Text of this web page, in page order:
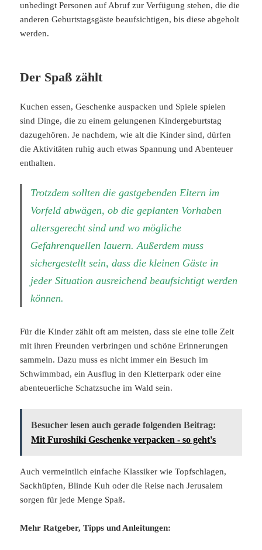
unbedingt Personen auf Abruf zur Verfügung stehen, die die
anderen Geburtstagsgäste beaufsichtigen, bis diese abgeholt
werden.
Der Spaß zählt
Kuchen essen, Geschenke auspacken und Spiele spielen
sind Dinge, die zu einem gelungenen Kindergeburtstag
dazugehören. Je nachdem, wie alt die Kinder sind, dürfen
die Aktivitäten ruhig auch etwas Spannung und Abenteuer
enthalten.
Trotzdem sollten die gastgebenden Eltern im
Vorfeld abwägen, ob die geplanten Vorhaben
altersgerecht sind und wo mögliche
Gefahrenquellen lauern. Außerdem muss
sichergestellt sein, dass die kleinen Gäste in
jeder Situation ausreichend beaufsichtigt werden
können.
Für die Kinder zählt oft am meisten, dass sie eine tolle Zeit
mit ihren Freunden verbringen und schöne Erinnerungen
sammeln. Dazu muss es nicht immer ein Besuch im
Schwimmbad, ein Ausflug in den Kletterpark oder eine
abenteuerliche Schatzsuche im Wald sein.
Besucher lesen auch gerade folgenden Beitrag:
Mit Furoshiki Geschenke verpacken - so geht's
Auch vermeintlich einfache Klassiker wie Topfschlagen,
Sackhüpfen, Blinde Kuh oder die Reise nach Jerusalem
sorgen für jede Menge Spaß.
Mehr Ratgeber, Tipps und Anleitungen: